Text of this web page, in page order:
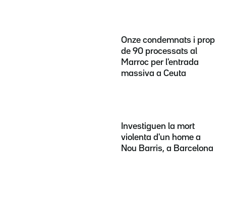
Onze condemnats i prop
de 90 processats al
Marroc per l'entrada
massiva a Ceuta
Investiguen la mort
violenta d'un home a
Nou Barris, a Barcelona